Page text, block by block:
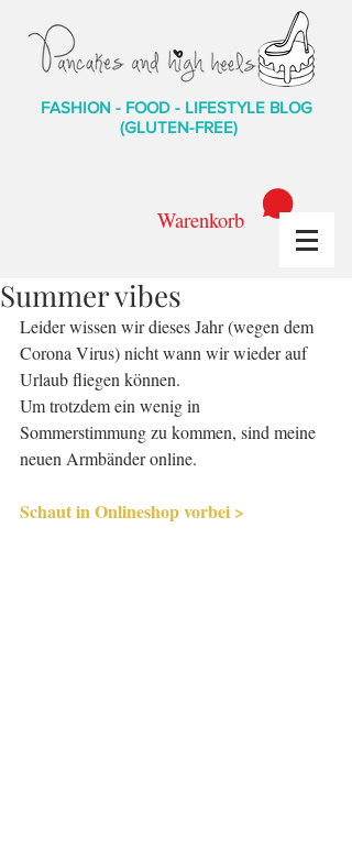
FASHION - FOOD - LIFESTYLE BLOG
(GLUTEN-FREE)
Warenkorb
Summer vibes
Leider wissen wir dieses Jahr (wegen dem
Corona Virus) nicht wann wir wieder auf
Urlaub fliegen können.
Um trotzdem ein wenig in
Sommerstimmung zu kommen, sind meine
neuen Armbänder online.
Schaut in Onlineshop vorbei >